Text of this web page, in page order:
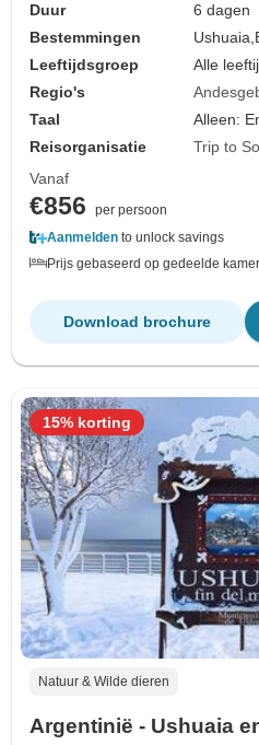
Duur
6 dagen
Bestemmingen
Ushuaia,
Leeftijdsgroep
Alle
Regio's
Taal
Alleen:
Reisorganisatie
Trip to
Vanaf
€856
per persoon
Aanmelden to unlock savings
Prijs gebaseerd op gedeelde kamer
Download brochure
Natuur & Wilde dieren
Argentinië - Ushuaia
15% korting